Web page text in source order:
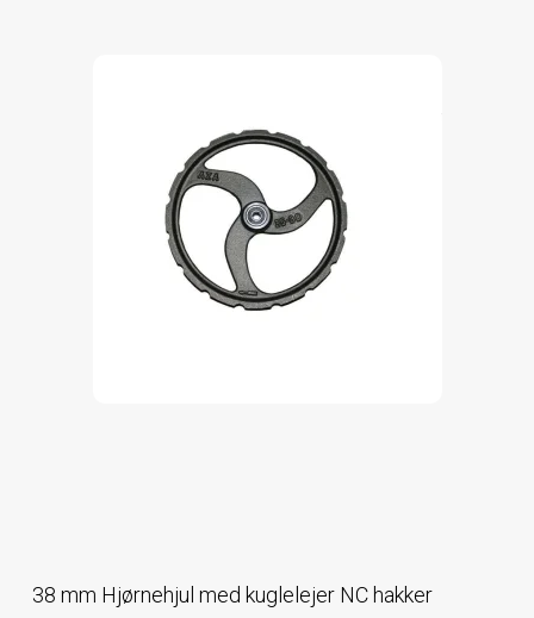
38 mm Hjørnehjul med kuglelejer NC hakker